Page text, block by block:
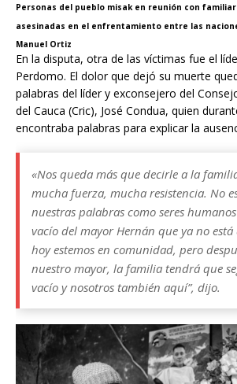
Personas del pueblo misak en reunión con
asesinadas en el enfrentamiento entre las
Manuel Ortiz
En la disputa, otra de las víctimas fue el
Perdomo. El dolor que dejó su muerte
palabras del líder y exconsejero del
del Cauca (Cric), José Condua, quien
encontraba palabras para explicar la
«Nos queda más que decirle a la
mucha fuerza, mucha resistencia. No
nuestras palabras como seres
vacío del mayor Hernán que ya no
hoy estemos en comunidad, pero
nuestro mayor, la familia tendrá que
vacío y nosotros también aquí”, dijo.